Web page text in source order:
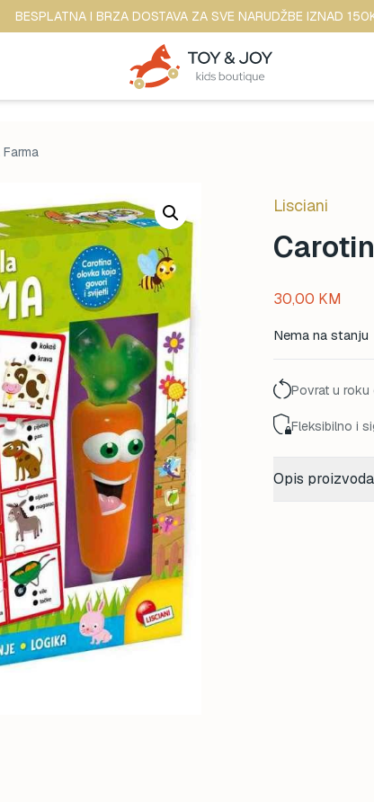
BESPLATNA I BRZA DOSTAVA ZA SVE NARUDŽBE IZNAD
Lisciani
30,00 KM
Nema na stanju
Povrat u roku
Fleksibilno i
Opis proizvoda